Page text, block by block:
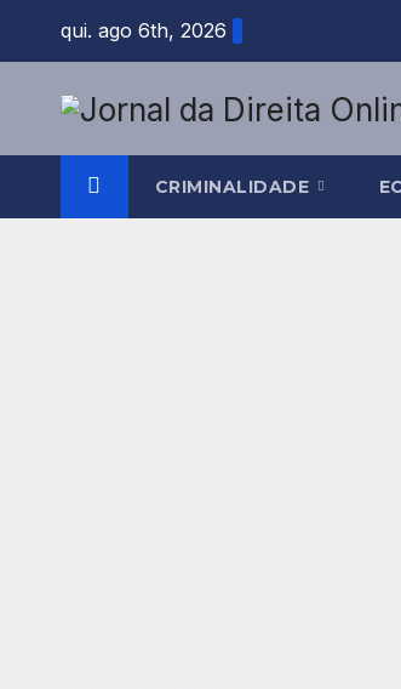
content
qui. ago 6th, 2026
CRIMINALIDADE